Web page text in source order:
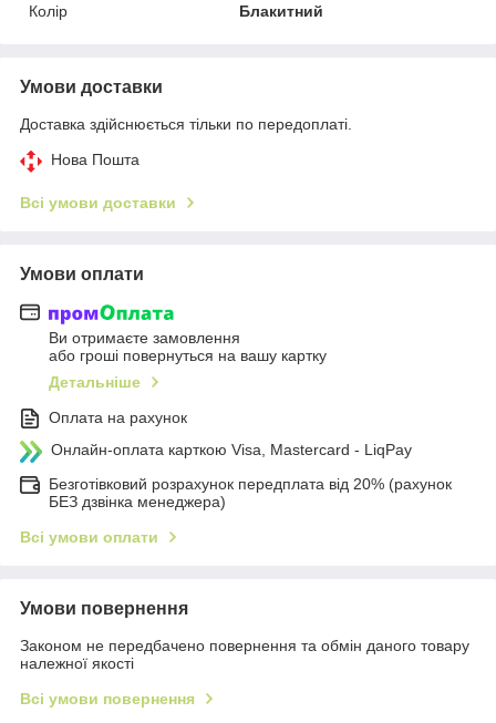
Колір
Блакитний
Умови доставки
Доставка здійснюється тільки по передоплаті.
Нова Пошта
Всі умови доставки
Умови оплати
Ви отримаєте замовлення
або гроші повернуться на вашу картку
Детальніше
Оплата на рахунок
Онлайн-оплата карткою Visa, Mastercard - LiqPay
Безготівковий розрахунок передплата від 20% (рахунок
БЕЗ дзвінка менеджера)
Всі умови оплати
Умови повернення
Законом не передбачено повернення та обмін даного товару
належної якості
Всі умови повернення